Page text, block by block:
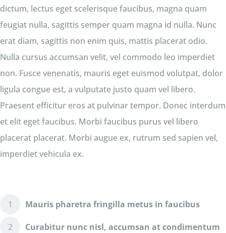
dictum, lectus eget scelerisque faucibus, magna quam
feugiat nulla, sagittis semper quam magna id nulla. Nunc
erat diam, sagittis non enim quis, mattis placerat odio.
Nulla cursus accumsan velit, vel commodo leo imperdiet
non. Fusce venenatis, mauris eget euismod volutpat, dolor
ligula congue est, a vulputate justo quam vel libero.
Praesent efficitur eros at pulvinar tempor. Donec interdum
et elit eget faucibus. Morbi faucibus purus vel libero
placerat placerat. Morbi augue ex, rutrum sed sapien vel,
imperdiet vehicula ex.
Mauris pharetra fringilla metus in faucibus
Curabitur nunc nisl, accumsan at condimentum